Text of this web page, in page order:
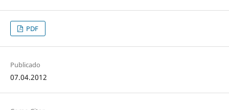
PDF
Publicado
07.04.2012